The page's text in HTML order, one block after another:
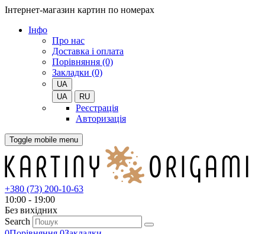
Інтернет-магазин картин по номерах
Iнфо
Про нас
Доставка і оплата
Порівняння (0)
Закладки (0)
UA
UA
RU
Реєстрація
Авторизація
Toggle mobile menu
+380 (73) 200-10-63
10:00 - 19:00
Без вихiдних
Search